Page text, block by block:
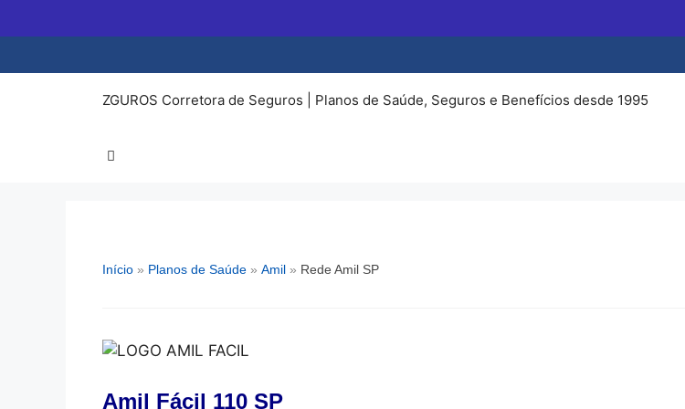
para
conteúdo
ZGUROS Corretora de Seguros | Planos de Saúde, Seguros e Benefícios desde 1995
Início » Planos de Saúde » Amil » Rede Amil SP
Amil Fácil 110 SP